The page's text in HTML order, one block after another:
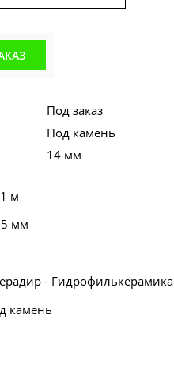
Под заказ
Под камень
14 мм
м
мм
- Гидрофилькерамика
камень